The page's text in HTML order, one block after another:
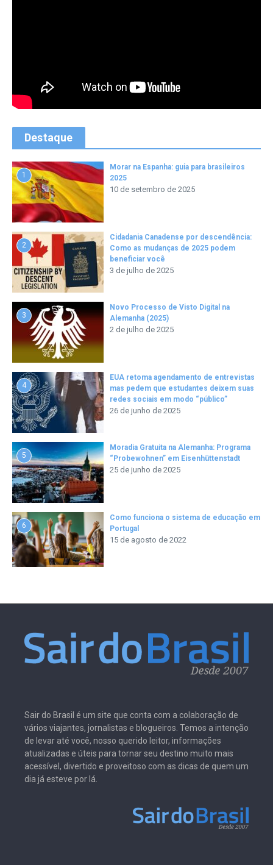
Destaque
1
Morar na Espanha: guia para brasileiros
2025
10 de setembro de 2025
2
Cidadania Canadense por descendência:
Como as mudanças de 2025 podem
beneficiar você
3 de julho de 2025
3
Novo Processo de Visto Digital na
Alemanha (2025)
2 de julho de 2025
4
EUA retoma agendamento de entrevistas
mas pedem que estudantes deixem suas
redes sociais em modo “público”
26 de junho de 2025
5
Moradia Gratuita na Alemanha: Programa
“Probewohnen” em Eisenhüttenstadt
25 de junho de 2025
6
Como funciona o sistema de educação em
Portugal
15 de agosto de 2022
Sair do Brasil é um site que conta com a colaboração de
vários viajantes, jornalistas e blogueiros. Temos a intenção
de levar até você, nosso querido leitor, informações
atualizadas e úteis para tornar seu destino muito mais
acessível, divertido e proveitoso com as dicas de quem um
dia já esteve por lá.